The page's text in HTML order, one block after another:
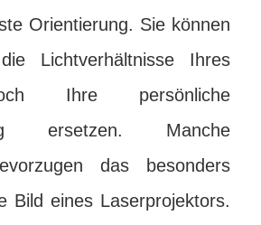
Orientierung. Sie können
Lichtverhältnisse Ihres
Ihre persönliche
ersetzen. Manche
das besonders
Bild eines Laserprojektors.